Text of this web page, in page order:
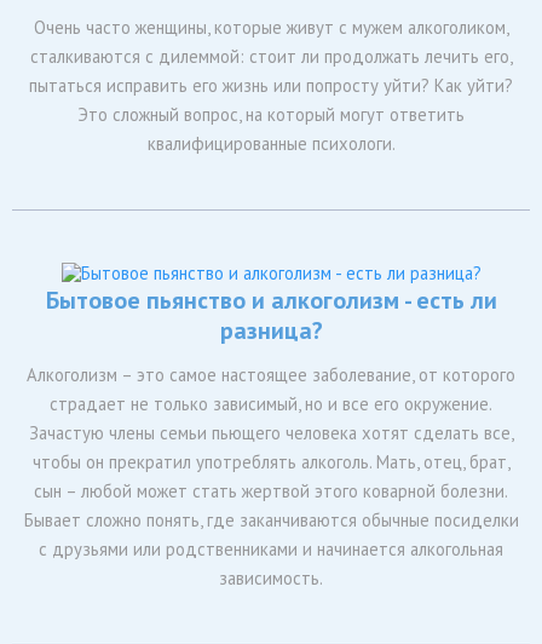
Очень часто женщины, которые живут с мужем алкоголиком,
сталкиваются с дилеммой: стоит ли продолжать лечить его,
пытаться исправить его жизнь или попросту уйти? Как уйти?
Это сложный вопрос, на который могут ответить
квалифицированные психологи.
Бытовое пьянство и алкоголизм - есть ли
разница?
Алкоголизм – это самое настоящее заболевание, от которого
страдает не только зависимый, но и все его окружение.
Зачастую члены семьи пьющего человека хотят сделать все,
чтобы он прекратил употреблять алкоголь. Мать, отец, брат,
сын – любой может стать жертвой этого коварной болезни.
Бывает сложно понять, где заканчиваются обычные посиделки
с друзьями или родственниками и начинается алкогольная
зависимость.